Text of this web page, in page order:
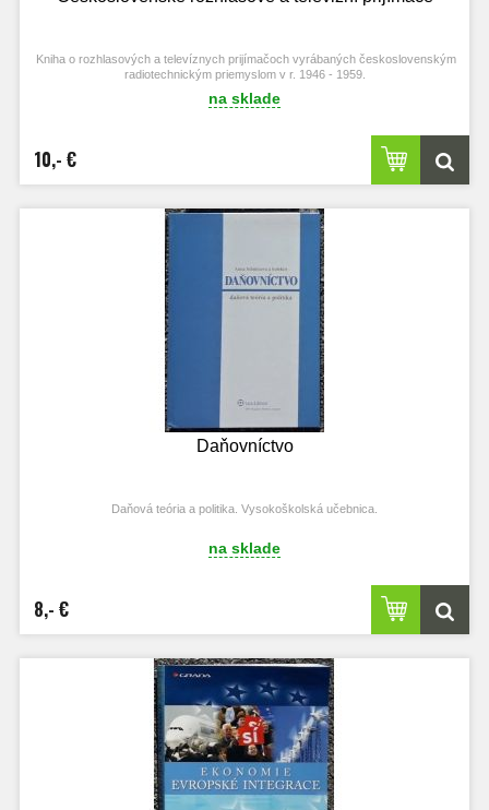
Kniha o rozhlasových a televíznych prijímačoch vyrábaných československým
radiotechnickým priemyslom v r. 1946 - 1959.
na sklade
10,- €
Daňovníctvo
Daňová teória a politika. Vysokoškolská učebnica.
na sklade
8,- €